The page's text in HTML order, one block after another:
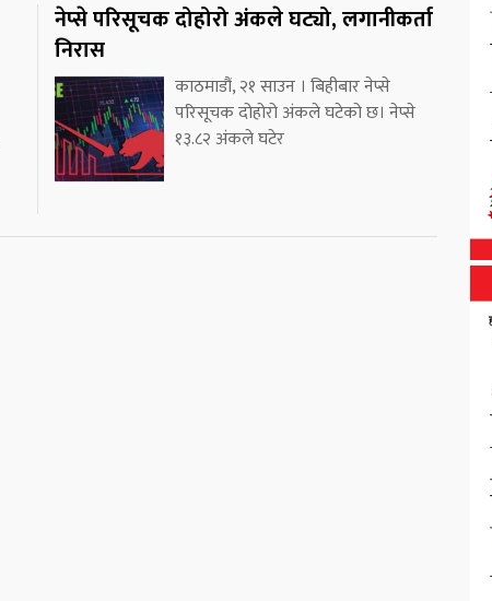
नेप्से परिसूचक दोहोरो अंकले घट्यो, लगानीकर्ता
निरास
काठमाडौं, २१ साउन । बिहीबार नेप्से
परिसूचक दोहोरो अंकले घटेको छ। नेप्से
१३.८२ अंकले घटेर